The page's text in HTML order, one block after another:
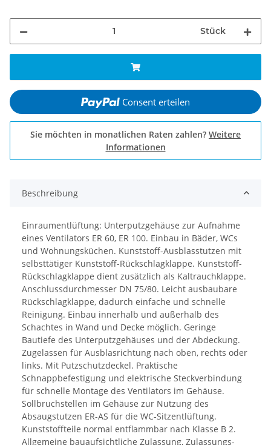
Stück
Consent erteilen
Sie möchten in monatlichen Raten zahlen? Weitere
Informationen
Beschreibung
Einraumentlüftung: Unterputzgehäuse zur Aufnahme
eines Ventilators ER 60, ER 100. Einbau in Bäder, WCs
und Wohnungsküchen. Kunststoff-Ausblasstutzen mit
selbsttätiger Kunststoff-Rückschlagklappe. Kunststoff-
Rückschlagklappe dient zusätzlich als Kaltrauchklappe.
Anschlussdurchmesser DN 75/80. Leicht ausbaubare
Rückschlagklappe, dadurch einfache und schnelle
Reinigung. Einbau innerhalb und außerhalb des
Schachtes in Wand und Decke möglich. Geringe
Bautiefe des Unterputzgehäuses und der Abdeckung.
Zugelassen für Ausblasrichtung nach oben, rechts oder
links. Mit Putzschutzdeckel. Praktische
Schnappbefestigung und elektrische Steckverbindung
für schnelle Montage des Ventilators im Gehäuse.
Sollbruchstellen im Gehäuse zur Nutzung des
Absaugstutzen ER-AS für die WC-Sitzentlüftung.
Kunststoffteile normal entflammbar nach Klasse B 2.
Allgemeine bauaufsichtliche Zulassung, Zulassungs-